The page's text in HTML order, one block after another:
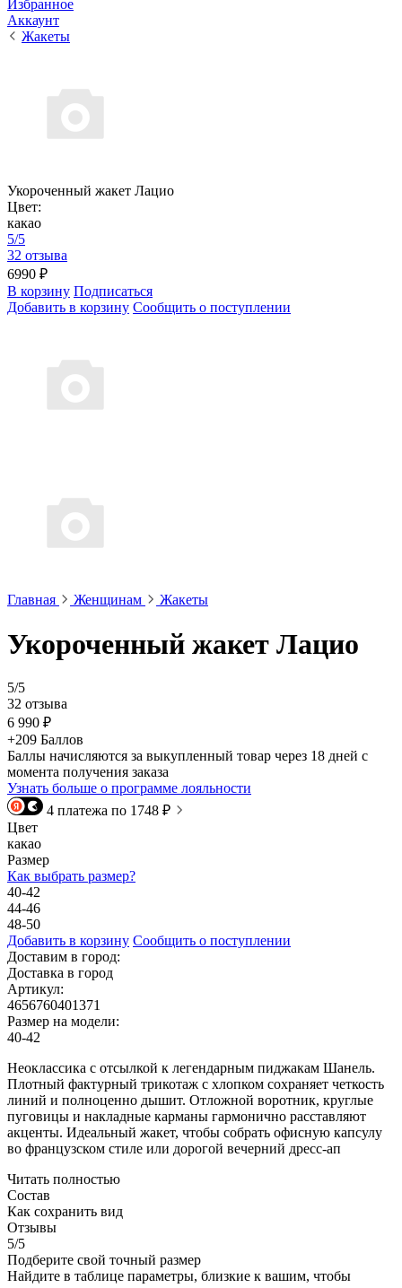
Избранное
Аккаунт
Жакеты
Укороченный жакет Лацио
Цвет:
какао
5/5
32 отзыва
6990 ₽
В корзину Подписаться
Добавить в корзину Сообщить о поступлении
Главная Женщинам Жакеты
Укороченный жакет Лацио
5/5
32 отзыва
6 990 ₽
+209 Баллов
Баллы начисляются за выкупленный товар через 18 дней с
момента получения заказа
Узнать больше о программе лояльности
4 платежа по 1748 ₽
Цвет
какао
Размер
Как выбрать размер?
40-42
44-46
48-50
Добавить в корзину Сообщить о поступлении
Доставим в город:
Доставка в город
Артикул:
4656760401371
Размер на модели:
40-42
Неоклассика с отсылкой к легендарным пиджакам Шанель.
Плотный фактурный трикотаж с хлопком сохраняет четкость
линий и полноценно дышит. Отложной воротник, круглые
пуговицы и накладные карманы гармонично расставляют
акценты. Идеальный жакет, чтобы собрать офисную капсулу
во французском стиле или дорогой вечерний дресс-ап
Читать полностью
Состав
Как сохранить вид
Отзывы
5/5
Подберите свой точный размер
Найдите в таблице параметры, близкие к вашим, чтобы